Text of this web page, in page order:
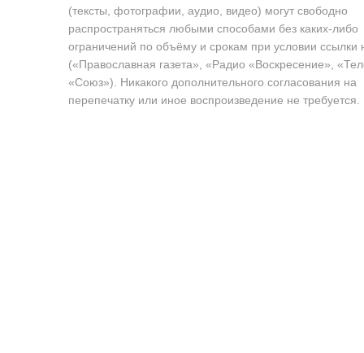
(тексты, фотографии, аудио, видео) могут свободно
распространяться любыми способами без каких-либо
ограничений по объёму и срокам при условии ссылки
(«Православная газета», «Радио «Воскресение»,
«Союз»). Никакого дополнительного согласования на
перепечатку или иное воспроизведение не требуется.